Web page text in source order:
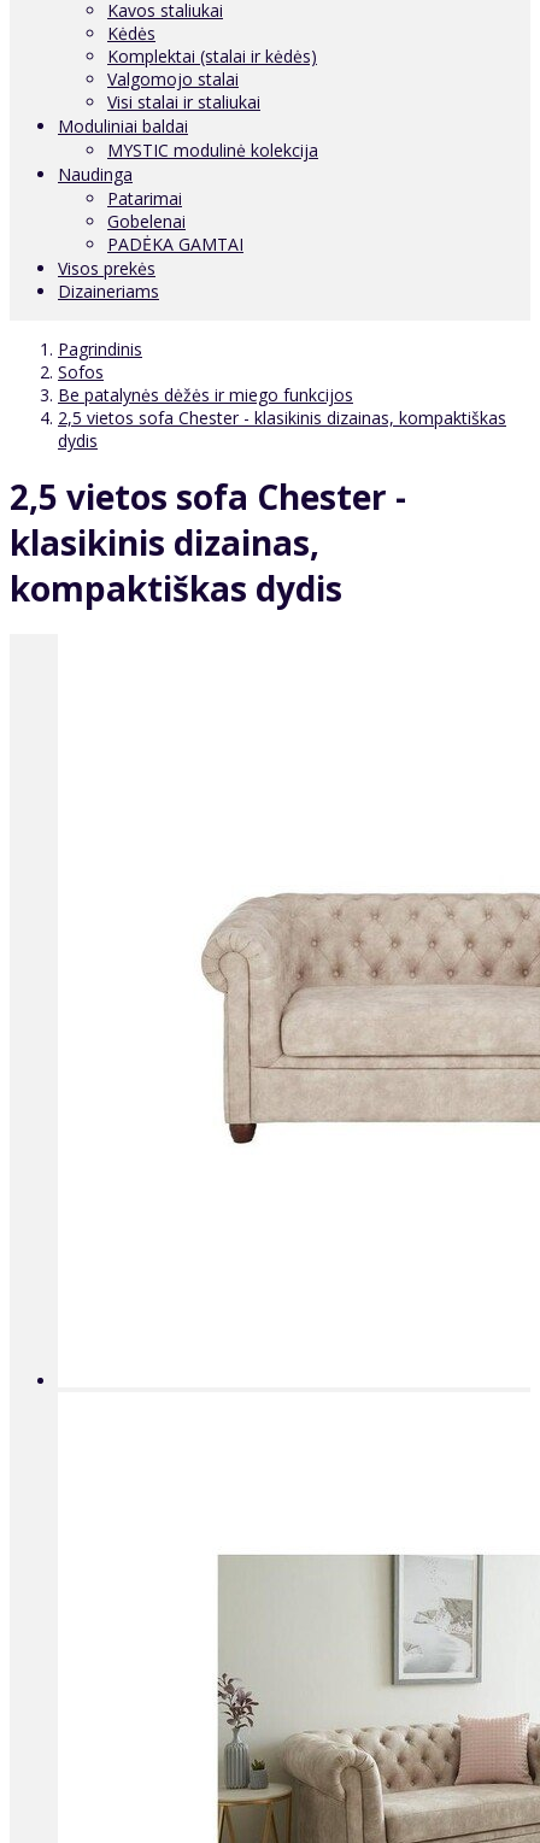
Kavos staliukai
Kėdės
Komplektai (stalai ir kėdės)
Valgomojo stalai
Visi stalai ir staliukai
Moduliniai baldai
MYSTIC modulinė kolekcija
Naudinga
Patarimai
Gobelenai
PADĖKA GAMTAI
Visos prekės
Dizaineriams
Pagrindinis
Sofos
Be patalynės dėžės ir miego funkcijos
2,5 vietos sofa Chester - klasikinis dizainas, kompaktiškas
dydis
2,5 vietos sofa Chester -
klasikinis dizainas,
kompaktiškas dydis